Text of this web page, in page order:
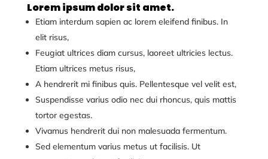
Lorem ipsum dolor sit amet.
Etiam interdum sapien ac lorem eleifend finibus. In
elit risus,
Feugiat ultrices diam cursus, laoreet ultricies lectus.
Etiam ultrices metus risus,
A hendrerit mi finibus quis. Pellentesque vel velit est,
Suspendisse varius odio nec dui rhoncus, quis mattis
tortor egestas.
Vivamus hendrerit dui non malesuada fermentum.
Sed elementum varius metus ut facilisis. Ut